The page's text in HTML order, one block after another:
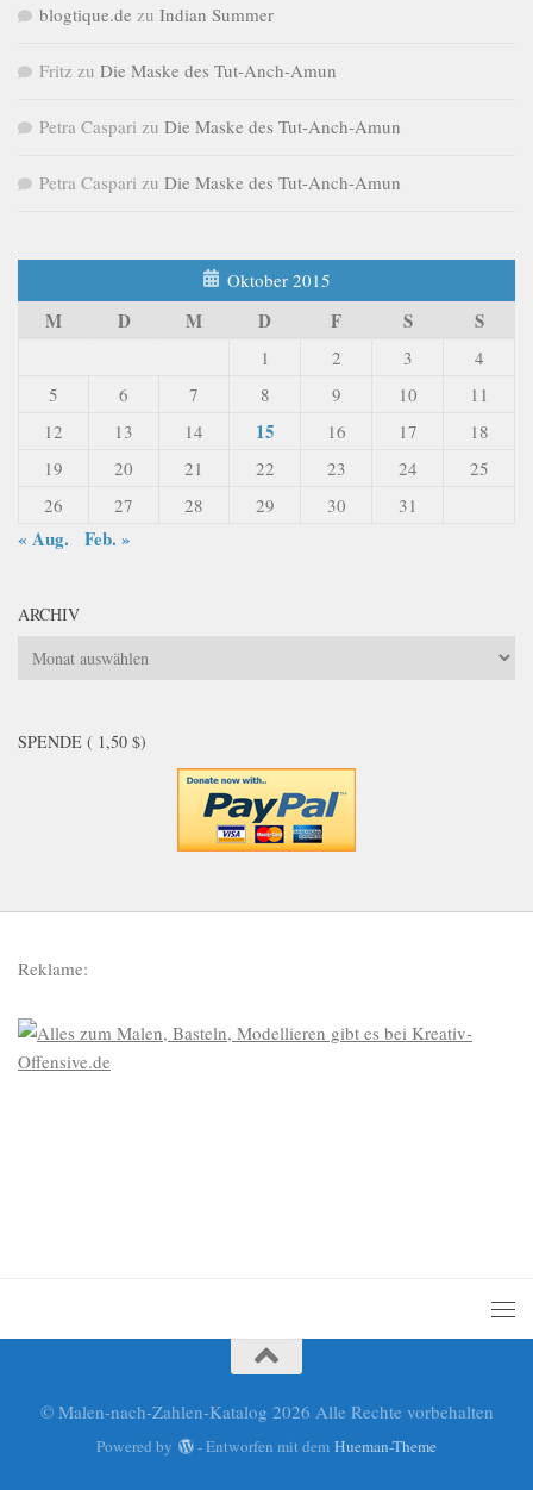
blogtique.de zu Indian Summer
Fritz zu Die Maske des Tut-Anch-Amun
Petra Caspari zu Die Maske des Tut-Anch-Amun
Petra Caspari zu Die Maske des Tut-Anch-Amun
Oktober 2015
M D M D F S S
1 2 3
4
5
6 7 8 9 10
11
12
13 14 15 16 17
18
19
20 21 22 23 24
25
26
27 28 29 30 31
« Aug. Feb. »
ARCHIV
Archiv
SPENDE ( 1,50 $)
Reklame:
© Malen-nach-Zahlen-Katalog 2026 Alle Rechte vorbehalten
Powered by - Entworfen mit dem Hueman-Theme